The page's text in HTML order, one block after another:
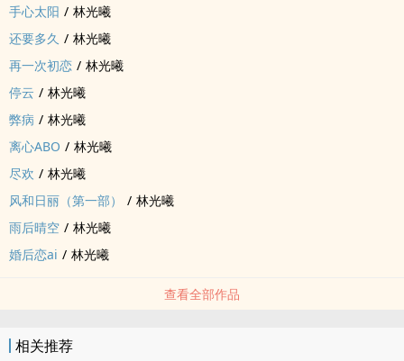
手心太阳 / 林光曦
还要多久 / 林光曦
再一次初恋 / 林光曦
停云 / 林光曦
弊病 / 林光曦
离心ABO / 林光曦
尽欢 / 林光曦
风和日丽（第一部）
/ 林光曦
雨后晴空 / 林光曦
婚后恋ai / 林光曦
查看全部作品
相关推荐